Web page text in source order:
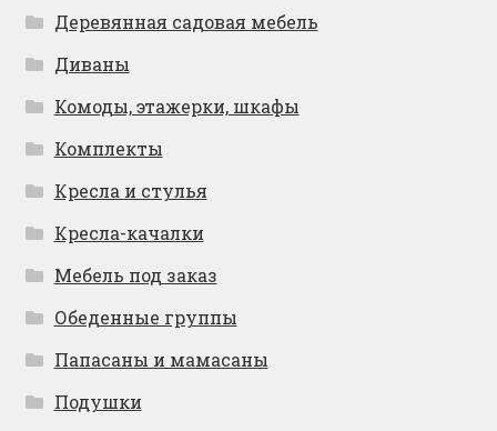
Деревянная садовая мебель
Диваны
Комоды, этажерки, шкафы
Комплекты
Кресла и стулья
Кресла-качалки
Мебель под заказ
Обеденные группы
Папасаны и мамасаны
Подушки